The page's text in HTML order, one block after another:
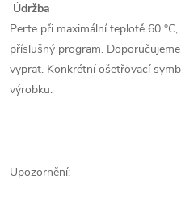
Údržba
Perte při maximální teplotě 60
příslušný program.
vyprat. Konkrétní ošetřovací
výrobku.
Upozornění: